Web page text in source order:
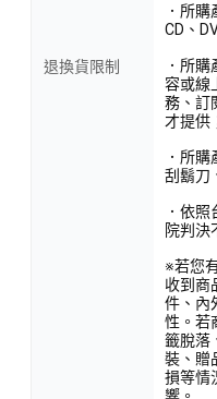
退換貨限制
．所
CD、
．所
容或線
務、訂
才提供
．所
刮鬍刀
．依
院判決
※若您
收到商
件、內
性。若
籤脫落
裝、贈
損等情
響。